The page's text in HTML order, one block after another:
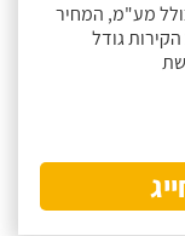
לא כולל מע"מ, המחיר
גודל